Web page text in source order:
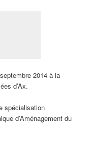
2014 à la
d’Ax.
spécialisation
d’Aménagement du